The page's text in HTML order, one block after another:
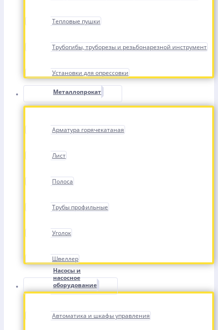
Тепловые пушки
Трубогибы, труборезы и резьбонарезной инструмент
Установки для опрессовки
Металлопрокат
Арматура горячекатаная
Лист
Полоса
Трубы профильные
Уголок
Швеллер
Насосы и
насосное
оборудование
Автоматика и шкафы управления